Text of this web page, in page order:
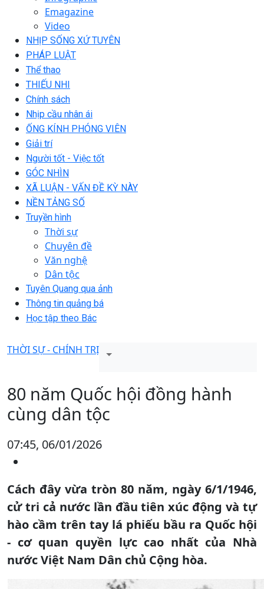
Emagazine
Video
NHỊP SỐNG XỨ TUYÊN
PHÁP LUẬT
Thể thao
THIẾU NHI
Chính sách
Nhịp cầu nhân ái
ỐNG KÍNH PHÓNG VIÊN
Giải trí
Người tốt - Việc tốt
GÓC NHÌN
XÃ LUẬN - VẤN ĐỀ KỲ NÀY
NỀN TẢNG SỐ
Truyền hình
Thời sự
Chuyên đề
Văn nghệ
Dân tộc
Tuyên Quang qua ảnh
Thông tin quảng bá
Học tập theo Bác
THỜI SỰ - CHÍNH TRỊ
80 năm Quốc hội đồng hành
cùng dân tộc
07:45, 06/01/2026
Cách đây vừa tròn 80 năm, ngày 6/1/1946,
cử tri cả nước lần đầu tiên xúc động và tự
hào cầm trên tay lá phiếu bầu ra Quốc hội
- cơ quan quyền lực cao nhất của Nhà
nước Việt Nam Dân chủ Cộng hòa.